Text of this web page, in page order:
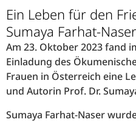
Ein Leben für den
Sumaya Farhat-Naser
Am 23. Oktober 2023 fand
Einladung des
Frauen in Österreich eine
und Autorin Prof. Dr.
Sumaya Farhat-Naser